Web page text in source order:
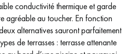
conductivité thermique et garde
agréable au toucher. En fonction
alternatives sauront parfaitement
de terrasses : terrasse attenante